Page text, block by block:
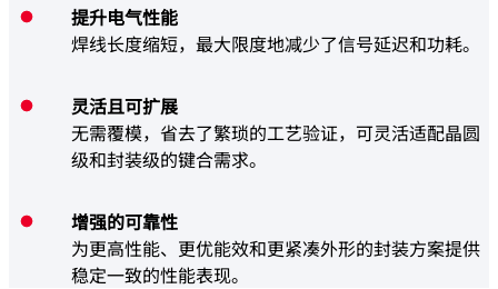
提升电气性能
焊线长度缩短，最大限度地减少了信号延迟和功耗。
灵活且可扩展
无需覆模，省去了繁琐的工艺验证，可灵活适配晶圆
级和封装级的键合需求。
增强的可靠性
为更高性能、更优能效和更紧凑外形的封装方案提供
稳定一致的性能表现。